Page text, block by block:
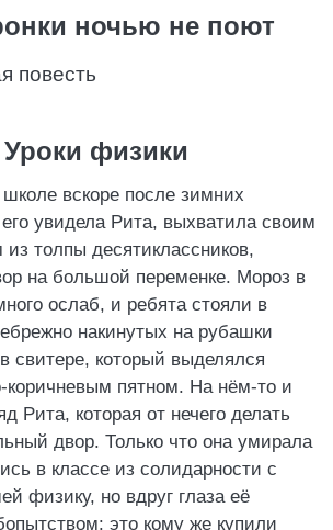
ночью не поют
повесть
Уроки физики
вскоре после зимних
увидела Рита, выхватила своим
из толпы десятиклассников,
на большой переменке. Мороз в
ослаб, и ребята стояли в
накинутых на рубашки
свитере, который выделялся
коричневым пятном. На нём-то и
Рита, которая от нечего делать
двор. Только что она умирала
в классе из солидарности с
физику, но вдруг глаза её
это кому же купили